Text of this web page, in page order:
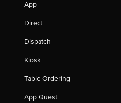
App
Direct
Dispatch
Kiosk
Table Ordering
App Quest